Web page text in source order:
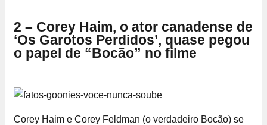
2 – Corey Haim, o ator canadense de
‘Os Garotos Perdidos’, quase pegou
o papel de “Bocão” no filme
Corey Haim e Corey Feldman (o verdadeiro Bocão) se